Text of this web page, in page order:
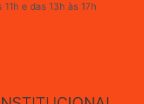
e das 13h às 17h